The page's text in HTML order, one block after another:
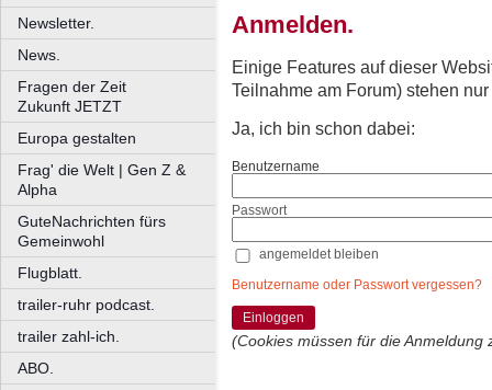
Newsletter.
News.
Fragen der Zeit
Zukunft JETZT
Europa gestalten
Frag' die Welt | Gen Z &
Alpha
GuteNachrichten fürs
Gemeinwohl
Flugblatt.
trailer-ruhr podcast.
trailer zahl-ich.
ABO.
Anmelden.
Einige Features auf dieser
Teilnahme am Forum) stehen
Ja, ich bin schon dabei:
Benutzername
Passwort
angemeldet bleiben
Benutzername oder Passwort vergessen?
Einloggen
(Cookies müssen für die Anmeldung